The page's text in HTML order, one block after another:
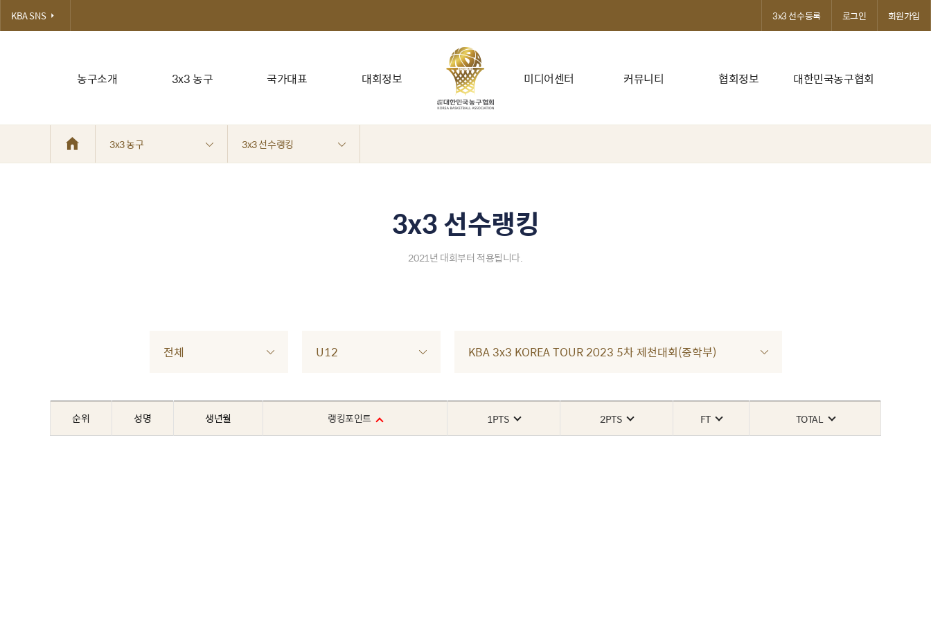
농구소개 3x3 농구 국가대표 대회정보 미디어센터 커뮤니티 협회정보 대한민국농구협회
KBA SNS 3x3 선수등록 로그인 회원가입
3x3 농구 3x3 선수랭킹
3x3 선수랭킹
2021년 대회부터 적용됩니다.
전체 U12 KBA 3x3 KOREA TOUR 2023 5차 제천대회(중학부)
순위 성명 생년월 랭킹포인트 1PTS 2PTS FT TOTAL